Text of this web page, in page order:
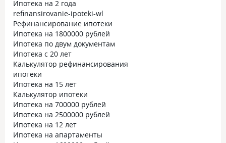
Ипотека на 2 года
refinansirovanie-ipoteki-wl
Рефинансирование ипотеки
Ипотека на 1800000 рублей
Ипотека по двум документам
Ипотека с 20 лет
Калькулятор рефинансирования
ипотеки
Ипотека на 15 лет
Калькулятор ипотеки
Ипотека на 700000 рублей
Ипотека на 2500000 рублей
Ипотека на 12 лет
Ипотека на апартаменты